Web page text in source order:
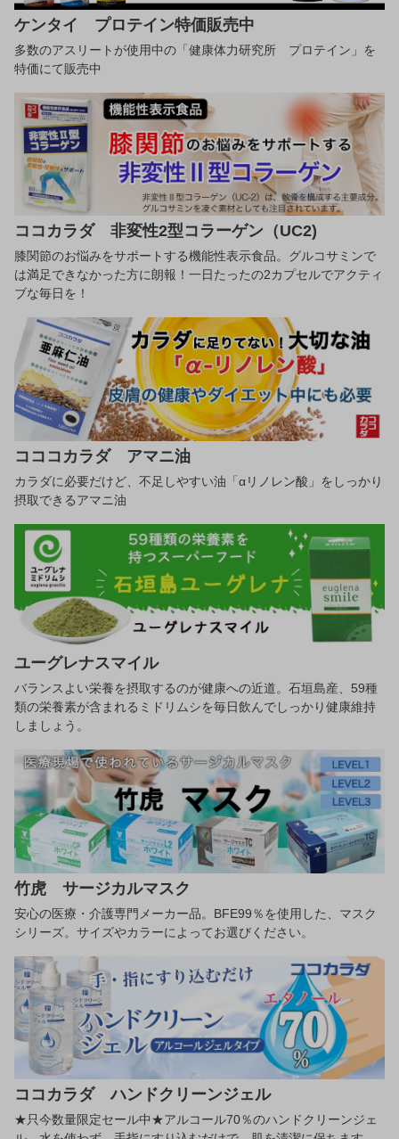
ケンタイ プロテイン特価販売中
多数のアスリートが使用中の「健康体力研究所 プロテイン」を
特価にて販売中
ココカラダ 非変性2型コラーゲン（UC2)
膝関節のお悩みをサポートする機能性表示食品。グルコサミンで
は満足できなかった方に朗報！一日たったの2カプセルでアクティ
ブな毎日を！
コココカラダ アマニ油
カラダに必要だけど、不足しやすい油「αリノレン酸」をしっかり
摂取できるアマニ油
ユーグレナスマイル
バランスよい栄養を摂取するのが健康への近道。石垣島産、59種
類の栄養素が含まれるミドリムシを毎日飲んでしっかり健康維持
しましょう。
竹虎 サージカルマスク
安心の医療・介護専門メーカー品。BFE99％を使用した、マスク
シリーズ。サイズやカラーによってお選びください。
ココカラダ ハンドクリーンジェル
★只今数量限定セール中★アルコール70％のハンドクリーンジェ